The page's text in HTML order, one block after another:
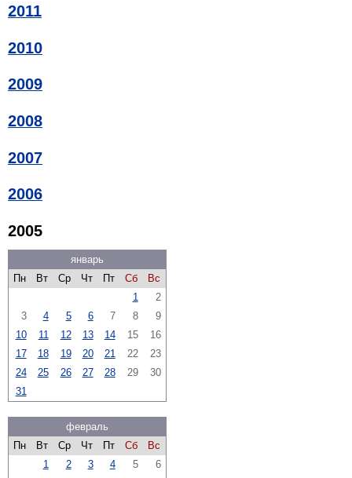
2011
2010
2009
2008
2007
2006
2005
январь
Пн
Вт Ср Чт Пт Сб
Вс
1
2
3
4 5 6 7 8
9
10
11 12 13 14 15
16
17
18 19 20 21 22
23
24
25 26 27 28 29
30
31
февраль
Пн
Вт Ср Чт Пт Сб
Вс
1
2 3 4 5
6